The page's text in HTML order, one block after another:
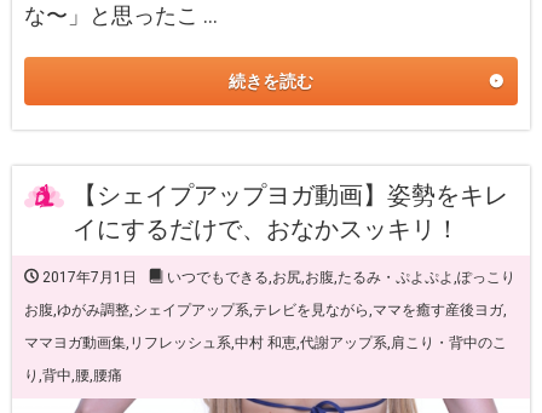
な〜」と思ったこ …
続きを読む
【シェイプアップヨガ動画】姿勢をキレ
イにするだけで、おなかスッキリ！
2017年7月1日 いつでもできる,お尻,お腹,たるみ・ぷよぷよ,ぽっこり
お腹,ゆがみ調整,シェイプアップ系,テレビを見ながら,ママを癒す産後ヨガ,
ママヨガ動画集, リフレッシュ系,中村 和恵,代謝アップ系,肩こり・背中のこ
り ,背中, 腰, 腰痛